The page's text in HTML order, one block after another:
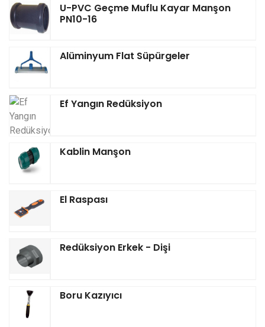
U-PVC Geçme Muflu Kayar Manşon
PN10-16
Alüminyum Flat Süpürgeler
Ef Yangın Redüksiyon
Kablin Manşon
El Raspası
Redüksiyon Erkek - Dişi
Boru Kazıyıcı